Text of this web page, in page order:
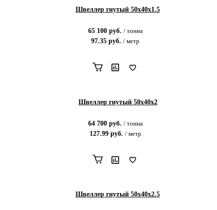
Швеллер гнутый 50х40х1.5
65 100руб. / тонна
97.35 руб. / метр
Швеллер гнутый 50х40х2
64 700руб. / тонна
127.99руб. / метр
Швеллер гнутый 50х40х2.5